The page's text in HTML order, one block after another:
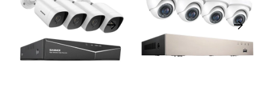
arrow_forward arrow_forward